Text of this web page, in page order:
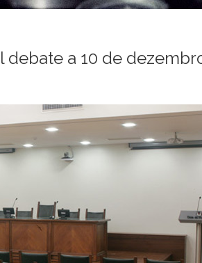
debate a 10 de